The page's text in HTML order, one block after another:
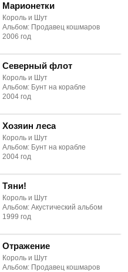
Марионетки
Король и Шут
Альбом: Продавец кошмаров
2006 год
Северный флот
Король и Шут
Альбом: Бунт на корабле
2004 год
Хозяин леса
Король и Шут
Альбом: Бунт на корабле
2004 год
Тяни!
Король и Шут
Альбом: Акустический альбом
1999 год
Отражение
Король и Шут
Альбом: Продавец кошмаров